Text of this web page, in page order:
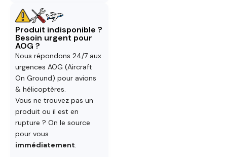
Produit indisponible ?
Besoin urgent pour
AOG ?
Nous répondons 24/7 aux
urgences AOG (Aircraft
On Ground) pour avions
& hélicoptères.
Vous ne trouvez pas un
produit ou il est en
rupture ? On le source
pour vous
immédiatement.